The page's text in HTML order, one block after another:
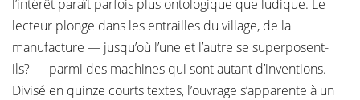
l’intérêt paraît parfois plus ontologique que ludique. Le
lecteur plonge dans les entrailles du village, de la
manufacture — jusqu’où l’une et l’autre se superposent-
ils? — parmi des machines qui sont autant d’inventions.
Divisé en quinze courts textes, l’ouvrage s’apparente à un